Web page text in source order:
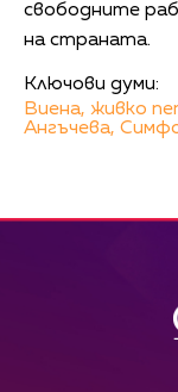
свободните
на страната.
Ключови думи:
Виена, живко
Ангъчева,